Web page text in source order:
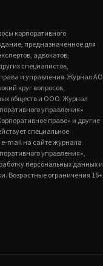
корпоративного
предназначенное для
адвокатов,
специалистов,
и управления. Журнал АО
круг вопросов,
обществ и ООО. Журнал
управления»
право» и другие
специальное
mail на сайте журнала
управления»,
персональных данных и
Возрастные ограничения 16+